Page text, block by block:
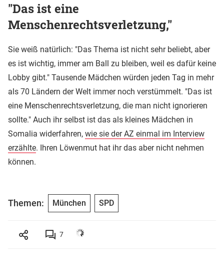
"Das ist eine
Menschenrechtsverletzung,"
Sie weiß natürlich: "Das Thema ist nicht sehr beliebt, aber
es ist wichtig, immer am Ball zu bleiben, weil es dafür keine
Lobby gibt." Tausende Mädchen würden jeden Tag in mehr
als 70 Ländern der Welt immer noch verstümmelt. "Das ist
eine Menschenrechtsverletzung, die man nicht ignorieren
sollte." Auch ihr selbst ist das als kleines Mädchen in
Somalia widerfahren, wie sie der AZ einmal im Interview
erzählte. Ihren Löwenmut hat ihr das aber nicht nehmen
können.
Themen: München SPD
7